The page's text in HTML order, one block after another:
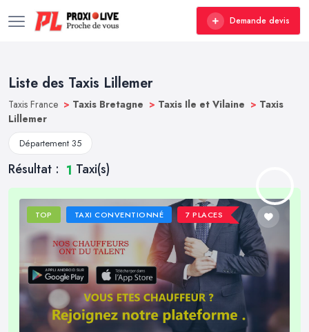
Demande devis
Liste des Taxis Lillemer
Taxis France > Taxis Bretagne > Taxis Ile et Vilaine > Taxis
Lillemer
Département 35
Résultat : 1 Taxi(s)
TOP TAXI CONVENTIONNÉ 7 PLACES